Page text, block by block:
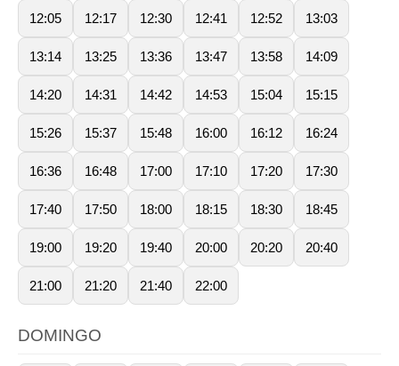
12:05 12:17 12:30 12:41 12:52 13:03
13:14 13:25 13:36 13:47 13:58 14:09
14:20 14:31 14:42 14:53 15:04 15:15
15:26 15:37 15:48 16:00 16:12 16:24
16:36 16:48 17:00 17:10 17:20 17:30
17:40 17:50 18:00 18:15 18:30 18:45
19:00 19:20 19:40 20:00 20:20 20:40
21:00 21:20 21:40 22:00
DOMINGO